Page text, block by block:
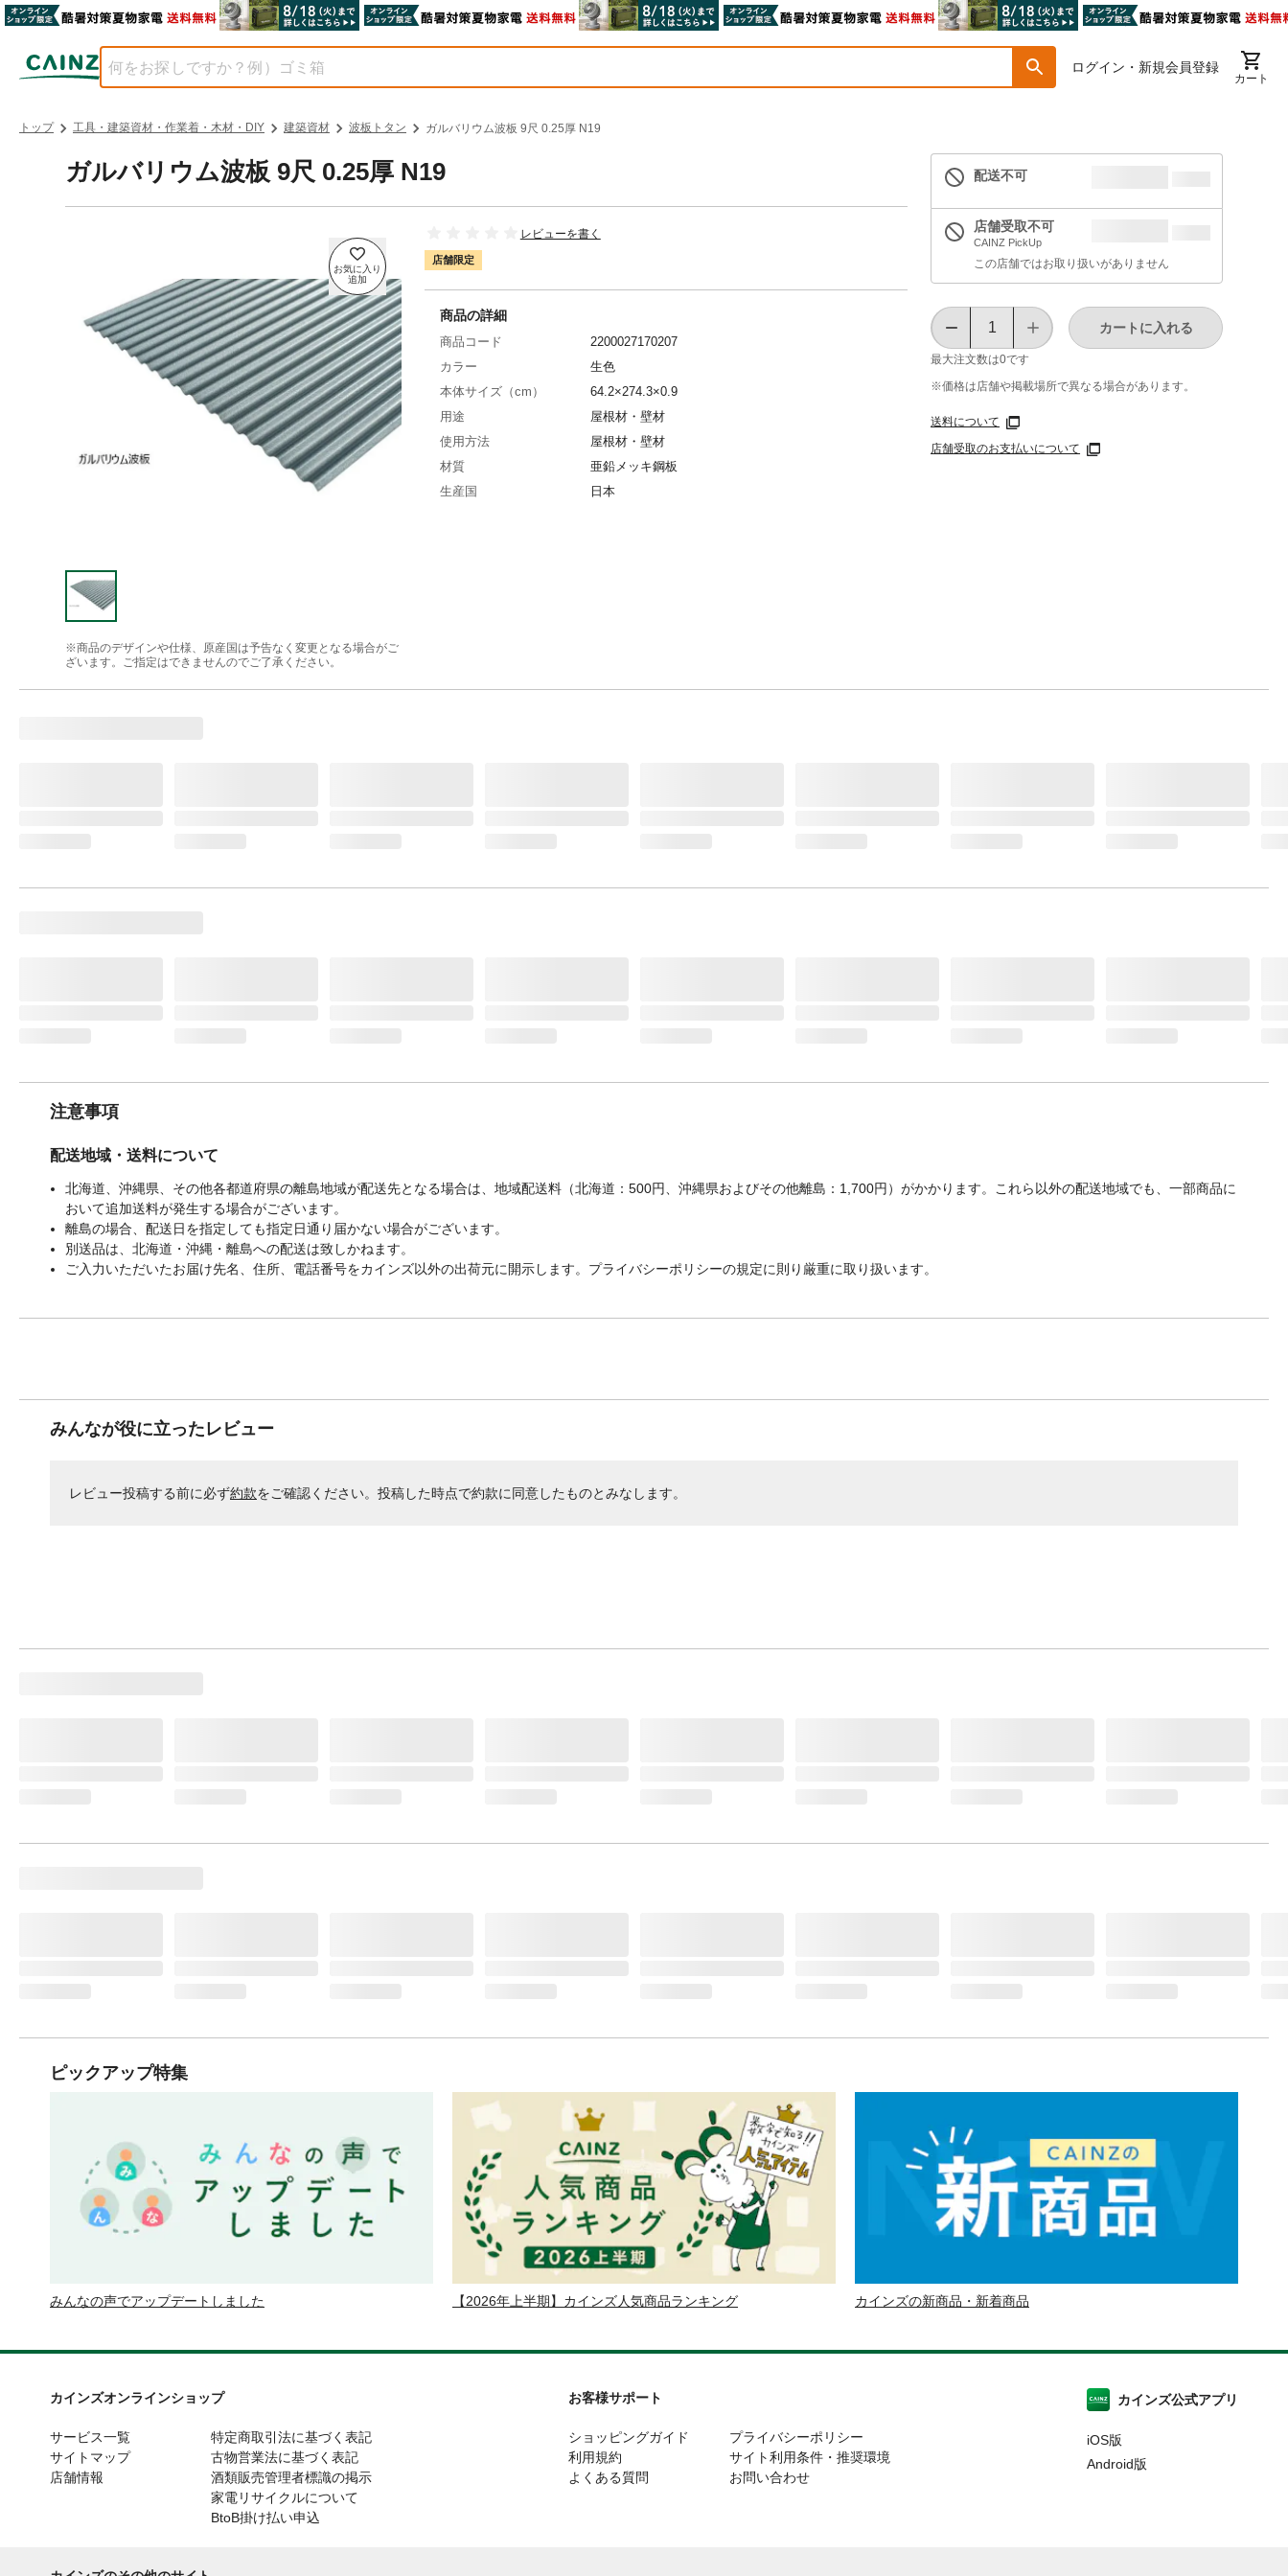
ログイン・新規会員登録
カート
トップ 工具・建築資材・作業着・木材・DIY 建築資材 波板トタン ガルバリウム波板 9尺 0.25厚 N19
ガルバリウム波板 9尺 0.25厚 N19
※商品のデザインや仕様、原産国は予告なく変更となる場合がご
ざいます。ご指定はできませんのでご了承ください。
レビューを書く
店舗限定
配送不可
店舗受取不可
CAINZ PickUp
この店舗ではお取り扱いがありません
最大注文数は0です
カートに入れる
※価格は​店舗や​掲載場所で​異なる​場合が​あります。
送料について
店舗受取のお支払いについて
商品の詳細
商品コード
2200027170207
カラー
生色
本体サイズ（cm）
64.2×274.3×0.9
用途
屋根材・壁材
使用方法
屋根材・壁材
材質
亜鉛メッキ鋼板
生産国
日本
注意事項
配送地域・送料について
北海道、沖縄県、その他各都道府県の離島地域が配送先となる場合は、地域配送料（北海道：500円、沖縄県およびその他離島：1,700円）がかかります。これら以外の配送地域でも、一部商品に
おいて追加送料が発生する場合がございます。
離島の場合、配送日を指定しても指定日通り届かない場合がございます。
別送品は、北海道・沖縄・離島への配送は致しかねます。
ご入力いただいたお届け先名、住所、電話番号をカインズ以外の出荷元に開示します。プライバシーポリシーの規定に則り厳重に取り扱います。
みんなが役に立ったレビュー
レビュー投稿する前に必ず約款をご確認ください。投稿した時点で約款に同意したものとみなします。
ピックアップ特集
みんなの声でアップデートしました 【2026年上半期】カインズ人気商品ランキング カインズの新商品・新着商品
カインズオンラインショップ
サービス一覧
サイトマップ
店舗情報
特定商取引法に基づく表記
古物営業法に基づく表記
酒類販売管理者標識の掲示
家電リサイクルについて
BtoB掛け払い申込
お客様サポート
ショッピングガイド
利用規約
よくある質問
プライバシーポリシー
サイト利用条件・推奨環境
お問い合わせ
カインズ公式アプリ
iOS版
Android版